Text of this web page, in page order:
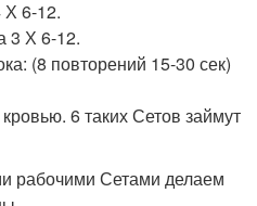
Х 6-12.
3 Х 6-12.
(8 повторений 15-30 сек)
6 таких Сетов займут
рабочими Сетами делаем